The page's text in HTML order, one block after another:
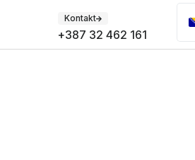
Kontakt
+387 32 462 161